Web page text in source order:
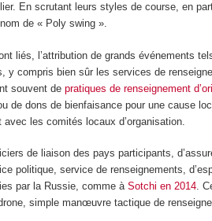
En scrutant leurs styles de course, en
de « Poly swing ».
liés, l’attribution de grands événements
y compris bien sûr les services de
souvent depratiques de renseignement
de dons de bienfaisance pour une cause
les comités locaux d’organisation.
de liaison des pays participants,
politique, service de renseignements,
par la Russie, comme àSotchi en 2014.
simple manœuvre tactique de